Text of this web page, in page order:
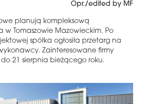
Opr./edited by MF
planują kompleksową
Tomaszowie Mazowieckim. Po
spółka ogłosiła przetarg na
Zainteresowane firmy
21 sierpnia bieżącego roku.